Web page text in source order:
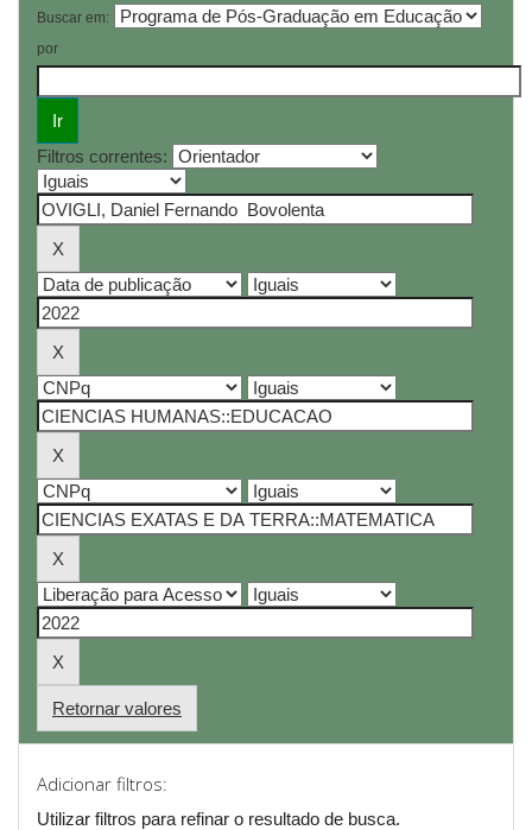
Buscar em:
por
Filtros correntes:
Retornar valores
Adicionar filtros:
Utilizar filtros para refinar o resultado de busca.